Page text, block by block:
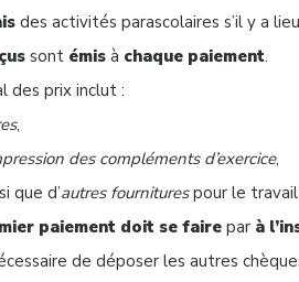
des activités parascolaires s’il y a lieu
sont émis à chaque paiement.
des prix inclut :
,
des compléments d’exercice,
que d’autres fourniturespour le travail
paiement doit se faire par à
de déposer les autres